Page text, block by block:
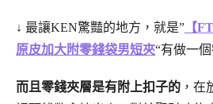
↓ 最讓KEN驚豔的地方，就是” 【
原皮加大附零錢袋男短夾“有做一個
而且零錢夾層是有附上扣子的 ，在